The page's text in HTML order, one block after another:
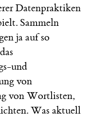
Datenpraktiken
Sammeln
ja auf so
und
von
von Wortlisten,
Was aktuell